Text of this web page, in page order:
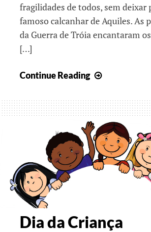
fragilidades de todos, sem deixar
famoso calcanhar de Aquiles. As
da Guerra de Tróia encantaram
[…]
Continue Reading
património!
Dia da Criança